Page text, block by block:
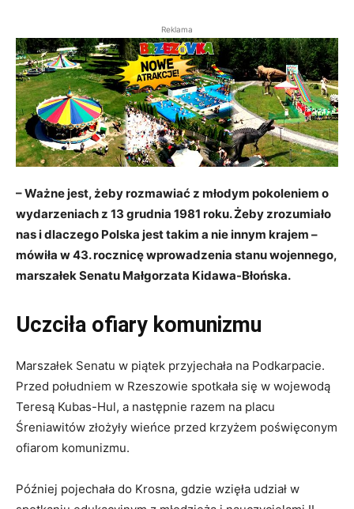
Reklama
– Ważne jest, żeby rozmawiać z młodym pokoleniem o
wydarzeniach z 13 grudnia 1981 roku. Żeby zrozumiało
nas i dlaczego Polska jest takim a nie innym krajem –
mówiła w 43. rocznicę wprowadzenia stanu wojennego,
marszałek Senatu Małgorzata Kidawa-Błońska.
Uczciła ofiary komunizmu
Marszałek Senatu w piątek przyjechała na Podkarpacie.
Przed południem w Rzeszowie spotkała się w wojewodą
Teresą Kubas-Hul, a następnie razem na placu
Śreniawitów złożyły wieńce przed krzyżem poświęconym
ofiarom komunizmu.
Później pojechała do Krosna, gdzie wzięła udział w